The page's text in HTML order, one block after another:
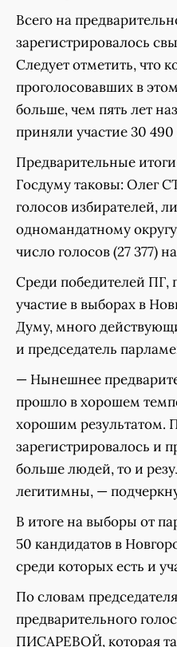
Всего на
зарегистрировалось
Следует отметить, что
проголосовавших в
больше, чем пять лет
приняли участие 30 490
Предварительные
Госдуму таковы: Олег
голосов избирателей,
одномандатному
число голосов (27 377)
Среди победителей ПГ,
участие в выборах в
Думу, много
и председатель
— Нынешнее
прошло в хорошем
хорошим результатом.
зарегистрировалось и
больше людей, то и
легитимны, —
В итоге на выборы от
50 кандидатов в
среди которых есть и
По словам
предварительного
ПИСАРЕВОЙ, которая